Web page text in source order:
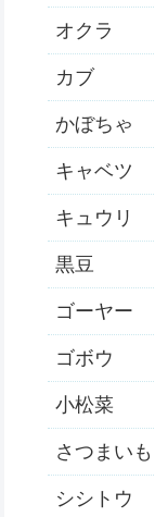
オクラ
カブ
かぼちゃ
キャベツ
キュウリ
黒豆
ゴーヤー
ゴボウ
小松菜
さつまいも
シシトウ